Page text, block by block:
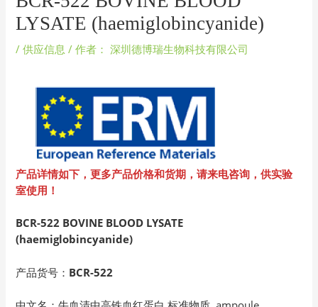
LYSATE (haemiglobincyanide)
/供应信息 / 作者： 深圳德博瑞生物科技有限公司
产品详情如下，更多产品价格和货期，请来电咨询，供实验
室使用！
BCR-522 BOVINE BLOOD LYSATE
(haemiglobincyanide)
产品货号： BCR-522